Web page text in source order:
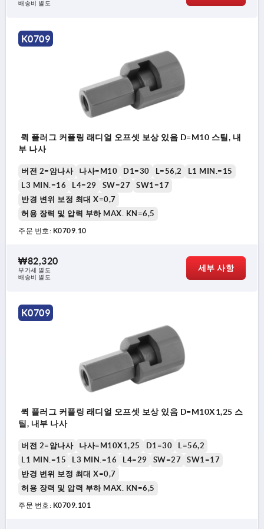
배송비 별도
K0709
퀵 플러그 커플링 래디얼 오프셋 보상 있음 D=M10 스틸, 내
부 나사
버전 2=암나사 나사=M10 D1=30 L=56,2
L1 MIN.=15
L3 MIN.=16
L4=29 SW=27
SW1=17
반경 변위 보정 최대 X=0,7
허용 장력 및 압력 부하 MAX. KN=6,5
주문 번호: K0709.10
₩82,320
부가세 별도
배송비 별도
세부 사항
K0709
퀵 플러그 커플링 래디얼 오프셋 보상 있음 D=M10X1,25 스
틸, 내부 나사
버전 2=암나사 나사=M10X1,25 D1=30
L=56,2
L1 MIN.=15
L3 MIN.=16 L4=29 SW=27
SW1=17
반경 변위 보정 최대 X=0,7
허용 장력 및 압력 부하 MAX. KN=6,5
주문 번호: K0709.101